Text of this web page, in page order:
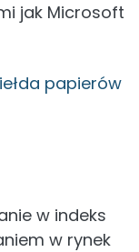
jak Microsoft
papierów
w indeks
w rynek